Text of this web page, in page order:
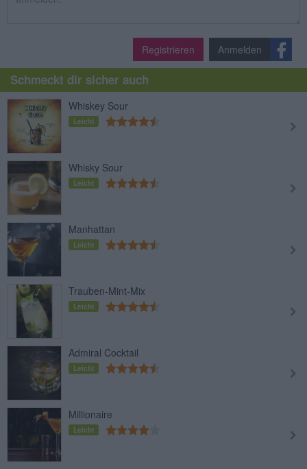
Registrieren Anmelden
Schmeckt dir sicher auch
Whiskey Sour
Leicht
Whisky Sour
Leicht
Manhattan
Leicht
Trauben-Mint-Mix
Leicht
Admiral Cocktail
Leicht
Millionaire
Leicht